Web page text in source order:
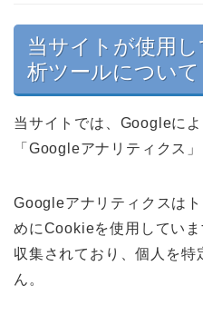
当サイトが使用
析ツールについて
当サイトでは、Googleに
「Googleアナリティクス
Googleアナリティクスは
めにCookieを使用してい
収集されており、個人を特
ん。